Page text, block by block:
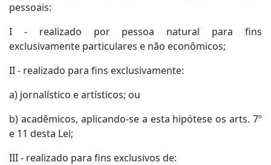
pessoais:
I - realizado por pessoa natural para fins
exclusivamente particulares e não econômicos;
II - realizado para fins exclusivamente:
a) jornalístico e artísticos; ou
b) acadêmicos, aplicando-se a esta hipótese os arts. 7º
e 11 desta Lei;
III - realizado para fins exclusivos de: